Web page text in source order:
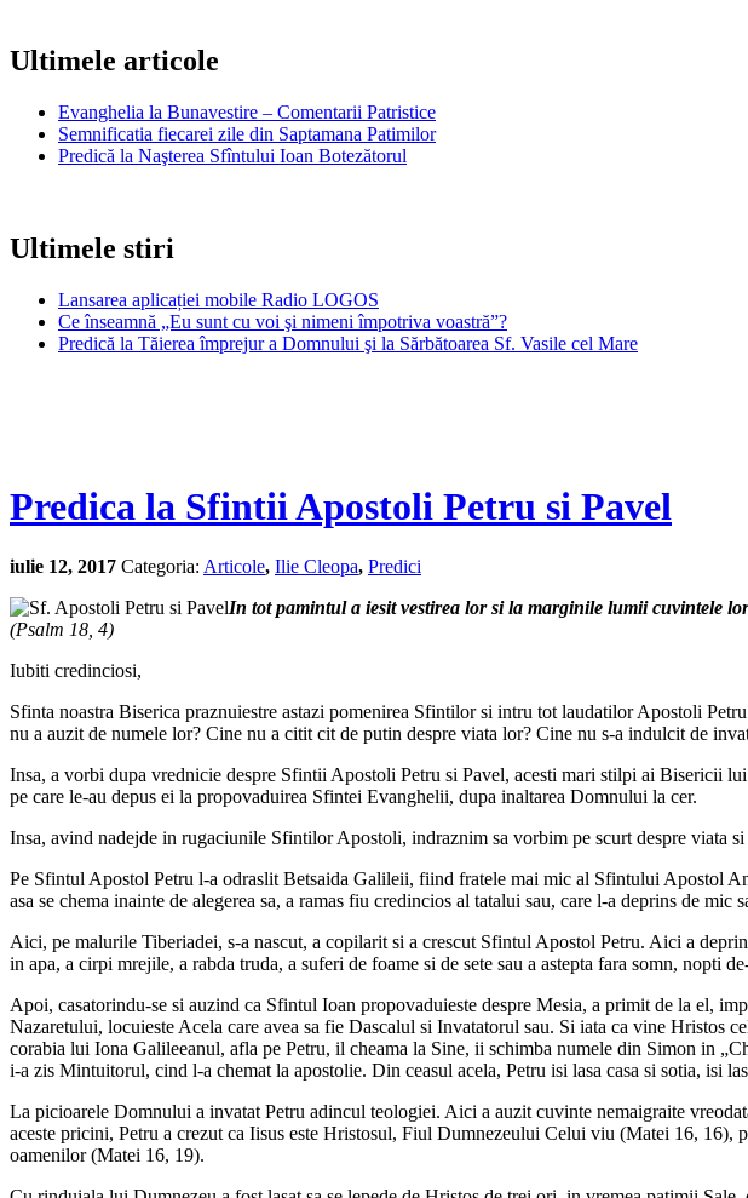
Ultimele articole
Evanghelia la Bunavestire – Comentarii Patristice
Semnificatia fiecarei zile din Saptamana Patimilor
Predică la Naşterea Sfîntului Ioan Botezătorul
Ultimele stiri
Lansarea aplicației mobile Radio LOGOS
Ce înseamnă „Eu sunt cu voi şi nimeni împotriva voastră”?
Predică la Tăierea împrejur a Domnului şi la Sărbătoarea Sf. Vasile cel Mare
Predica la Sfintii Apostoli Petru si Pavel
iulie 12, 2017 Categoria: Articole, Ilie Cleopa, Predici
In tot pamintul a iesit vestirea lor si la marginile lumii cuvintele lor
(Psalm 18, 4)
Iubiti credinciosi,
Sfinta noastra Biserica praznuiestre astazi pomenirea Sfintilor si intru tot laudatilor Apostoli
nu a auzit de numele lor? Cine nu a citit cit de putin despre viata lor? Cine nu s-a indulcit de
Insa, a vorbi dupa vrednicie despre Sfintii Apostoli Petru si Pavel, acesti mari stilpi ai Bisericii
pe care le-au depus ei la propovaduirea Sfintei Evanghelii, dupa inaltarea Domnului la cer.
Insa, avind nadejde in rugaciunile Sfintilor Apostoli, indraznim sa vorbim pe scurt despre viata
Pe Sfintul Apostol Petru l-a odraslit Betsaida Galileii, fiind fratele mai mic al Sfintului Apostol
asa se chema inainte de alegerea sa, a ramas fiu credincios al tatalui sau, care l-a deprins de
Aici, pe malurile Tiberiadei, s-a nascut, a copilarit si a crescut Sfintul Apostol Petru. Aici a
in apa, a cirpi mrejile, a rabda truda, a suferi de foame si de sete sau a astepta fara somn, nopti
Apoi, casatorindu-se si auzind ca Sfintul Ioan propovaduieste despre Mesia, a primit de la el,
Nazaretului, locuieste Acela care avea sa fie Dascalul si Invatatorul sau. Si iata ca vine Hristos
corabia lui Iona Galileeanul, afla pe Petru, il cheama la Sine, ii schimba numele din Simon in
i-a zis Mintuitorul, cind l-a chemat la apostolie. Din ceasul acela, Petru isi lasa casa si sotia, isi
La picioarele Domnului a invatat Petru adincul teologiei. Aici a auzit cuvinte nemaigraite
aceste pricini, Petru a crezut ca Iisus este Hristosul, Fiul Dumnezeului Celui viu (Matei 16, 16),
oamenilor (Matei 16, 19).